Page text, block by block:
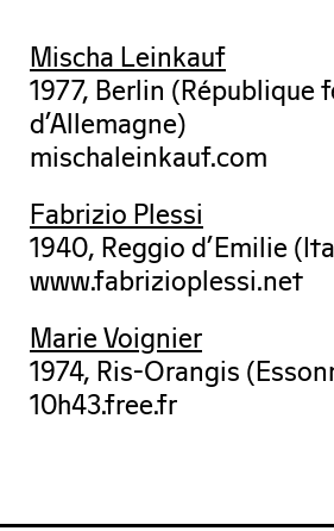
Mischa Leinkauf
1977, Berlin (République
d’Allemagne)
mischaleinkauf.com
Fabrizio Plessi
1940, Reggio d’Emilie
www.fabrizioplessi.net
Marie Voignier
1974, Ris-Orangis
10h43.free.fr